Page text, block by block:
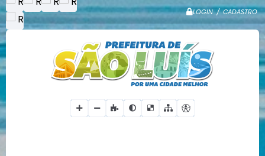
LOGIN / CADASTRO